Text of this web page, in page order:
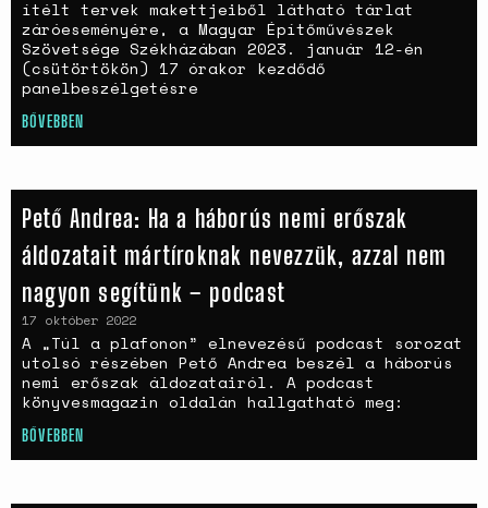
ítélt tervek makettjeiből látható tárlat
záróeseményére, a Magyar Építőművészek
Szövetsége Székházában 2023. január 12-én
(csütörtökön) 17 órakor kezdődő
panelbeszélgetésre
BŐVEBBEN
Pető Andrea: Ha a háborús nemi erőszak
áldozatait mártíroknak nevezzük, azzal nem
nagyon segítünk – podcast
17 október 2022
A „Túl a plafonon” elnevezésű podcast sorozat
utolsó részében Pető Andrea beszél a háborús
nemi erőszak áldozatairól. A podcast
könyvesmagazin oldalán hallgatható meg:
BŐVEBBEN